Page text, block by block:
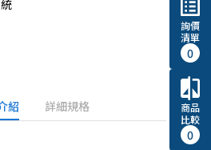
紹 詳細規格
list_alt
詢價
清單
0
compare
商品
比較
0